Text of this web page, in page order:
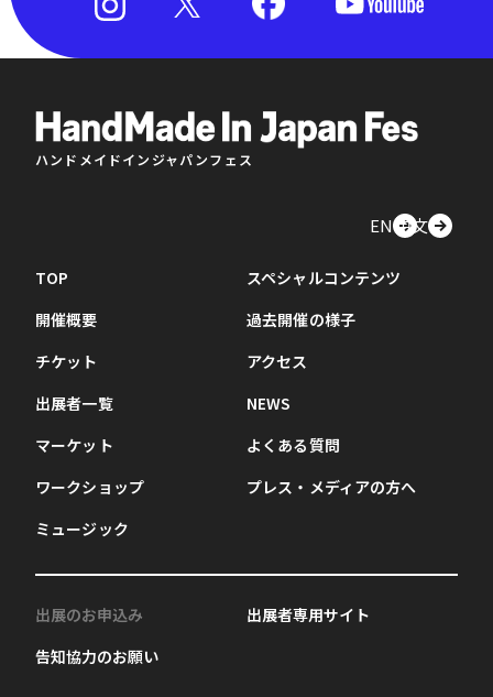
ハンドメイドインジャパンフェス
EN中文
TOP
開催概要
チケット
出展者一覧
マーケット
ワークショップ
ミュージック
スペシャルコンテンツ
過去開催の様子
アクセス
NEWS
よくある質問
プレス・メディアの方へ
出展のお申込み
告知協力のお願い
出展者専用サイト